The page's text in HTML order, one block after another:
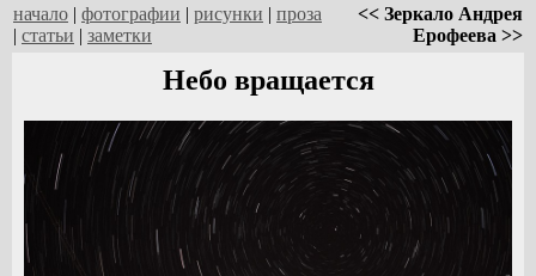
начало | фотографии | рисунки | проза
| статьи | заметки
<< Зеркало Андрея
Ерофеева >>
Небо вращается